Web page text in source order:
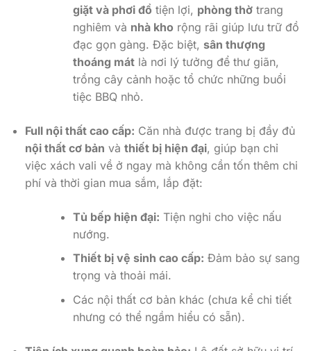
giặt và phơi đồ tiện lợi, phòng thờtrang
nghiêm và nhà kho rộng rãi giúp lưu trữ đồ
đạc gọn gàng. Đặc biệt, sân thượng
thoáng mátlà nơi lý tưởng để thư giãn,
trồng cây cảnh hoặc tổ chức những buổi
tiệc BBQ nhỏ.
Full nội thất cao cấp: Căn nhà được trang bị đầy đủ
nội thất cơ bản và thiết bị hiện đại, giúp bạn chỉ
việc xách vali về ở ngay mà không cần tốn thêm chi
phí và thời gian mua sắm, lắp đặt:
Tủ bếp hiện đại: Tiện nghi cho việc nấu
nướng.
Thiết bị vệ sinh cao cấp: Đảm bảo sự sang
trọng và thoải mái.
Các nội thất cơ bản khác (chưa kể chi tiết
nhưng có thể ngầm hiểu có sẵn).